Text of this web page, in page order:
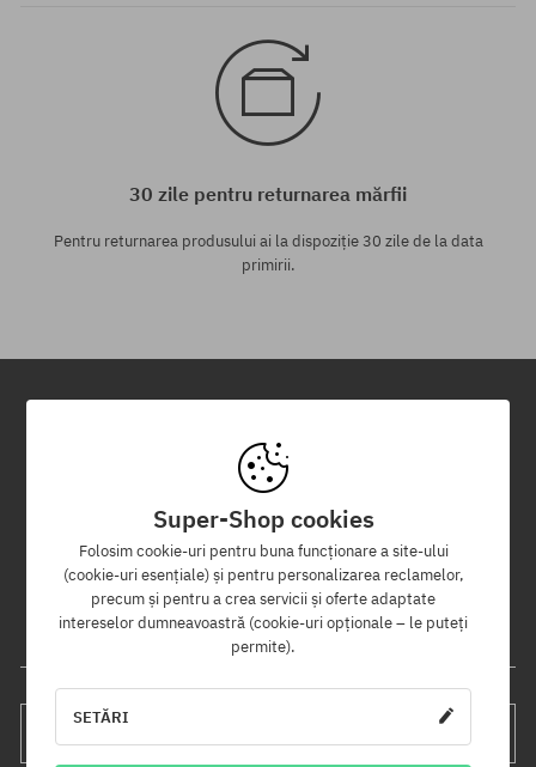
30 zile pentru returnarea mărfii
Pentru returnarea produsului ai la dispoziție 30 zile de la data
primirii.
Newsletter
Înregistrează-te pentru a primi newsletter-ul nostru și vei fi informat
primul despre produse noi și campaniile de promoție!
În plus, vei primi un cod de reducere de -5% pentru întreaga
comandă!
Super-Shop cookies
Folosim cookie-uri pentru buna funcționare a site-ului
(cookie-uri esențiale) și pentru personalizarea reclamelor,
precum și pentru a crea servicii și oferte adaptate
intereselor dumneavoastră (cookie-uri opționale – le puteți
permite).
SETĂRI